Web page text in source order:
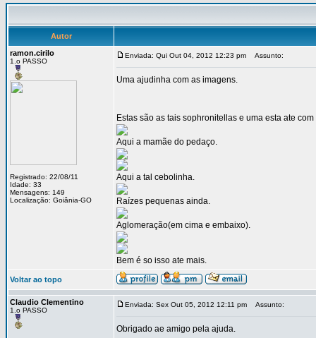
Autor
ramon.cirilo
1.o PASSO
Registrado: 22/08/11
Idade: 33
Mensagens: 149
Localização: Goiânia-GO
Enviada: Qui Out 04, 2012 12:23 pm Assunto:
Uma ajudinha com as imagens.
Estas são as tais sophronitellas e uma esta ate
Aqui a mamãe do pedaço.
Aqui a tal cebolinha.
Raízes pequenas ainda.
Aglomeração(em cima e embaixo).
Bem é so isso ate mais.
Voltar ao topo
Claudio Clementino
1.o PASSO
Enviada: Sex Out 05, 2012 12:11 pm Assunto:
Obrigado ae amigo pela ajuda.